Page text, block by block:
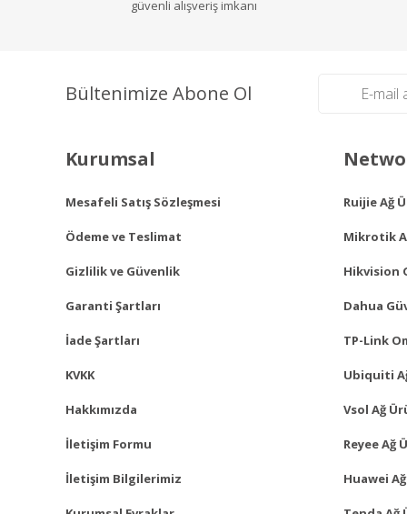
güvenli alışveriş imkanı
Bültenimize Abone Ol
Kurumsal
Mesafeli Satış Sözleşmesi
Ödeme ve Teslimat
Gizlilik ve Güvenlik
Garanti Şartları
İade Şartları
KVKK
Hakkımızda
İletişim Formu
İletişim Bilgilerimiz
Ruijie Ağ
Mikrotik
Hikvision
Dahua
TP-Link
Ubiquiti
Vsol Ağ
Reyee Ağ
Huawei